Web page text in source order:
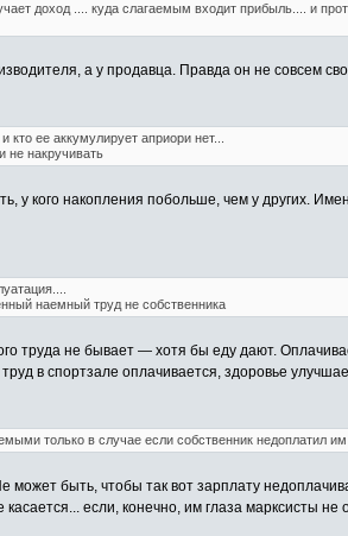
доход .... куда слагаемым входит прибыль.... и
а у продавца. Правда он не совсем
ее аккумулирует априори нет...
не накручивать
у кого накопления побольше, чем у других.
наемный труд не собственника
труда не бывает — хотя бы еду дают.
в спортзале оплачивается, здоровье
только в случае если собственник недоплатил
быть, чтобы так вот зарплату
если, конечно, им глаза марксисты не